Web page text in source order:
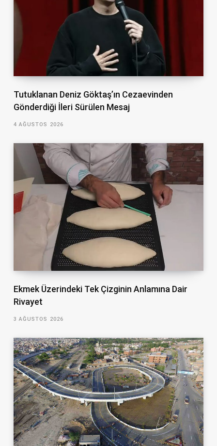
Tutuklanan Deniz Göktaş’ın Cezaevinden
Gönderdiği İleri Sürülen Mesaj
4 AĞUSTOS 2026
Ekmek Üzerindeki Tek Çizginin Anlamına Dair
Rivayet
3 AĞUSTOS 2026